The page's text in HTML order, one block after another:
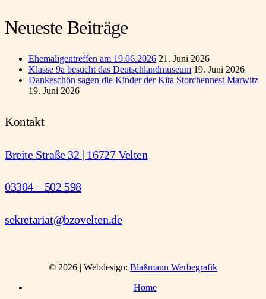
Neueste Beiträge
Ehemaligentreffen am 19.06.2026 21. Juni 2026
Klasse 9a besucht das Deutschlandmuseum 19. Juni 2026
Dankeschön sagen die Kinder der Kita Storchennest Marwitz
19. Juni 2026
Kontakt
Breite Straße 32 | 16727 Velten
03304 – 502 598
sekretariat@bzovelten.de
© 2026 | Webdesign: Blaßmann Werbegrafik
Home